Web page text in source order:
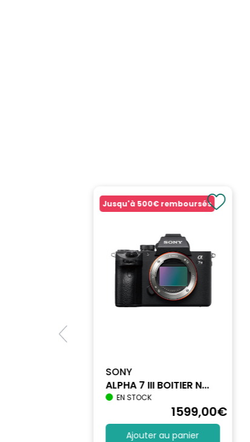
Jusqu'à 500€ remboursés
SONY
ALPHA 7 III BOITIER N...
EN STOCK
1599,00€
Ajouter au panier